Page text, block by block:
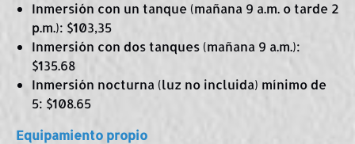
Inmersión con un tanque (mañana 9 a.m. o tarde 2
p.m.): $103,35
Inmersión con dos tanques (mañana 9 a.m.):
$135.68
Inmersión nocturna (luz no incluida) mínimo de
5: $108.65
Equipamiento propio